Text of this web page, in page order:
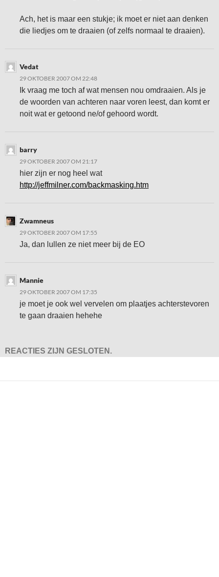
Ach, het is maar een stukje; ik moet er niet aan denken
die liedjes om te draaien (of zelfs normaal te draaien).
Vedat
29 OKTOBER 2007 OM 22:48
Ik vraag me toch af wat mensen nou omdraaien. Als je
de woorden van achteren naar voren leest, dan komt er
noit wat er getoond ne/of gehoord wordt.
barry
29 OKTOBER 2007 OM 21:17
hier zijn er nog heel wat
http://jeffmilner.com/backmasking.htm
Zwamneus
29 OKTOBER 2007 OM 17:55
Ja, dan lullen ze niet meer bij de EO
Mannie
29 OKTOBER 2007 OM 17:35
je moet je ook wel vervelen om plaatjes achterstevoren
te gaan draaien hehehe
REACTIES ZIJN GESLOTEN.